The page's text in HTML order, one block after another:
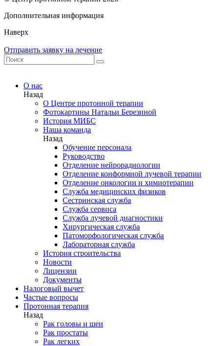
Дополнительная информация
Наверх
Отправить заявку на лечение
О нас
Назад
О Центре протонной терапии
Фотокартины Натальи Березиной
История МИБС
Наша команда
Назад
Обучение персонала
Руководство
Отделение нейрорадиологии
Отделение конформной лучевой терапии
Отделение онкологии и химиотерапии
Служба медицинских физиков
Сестринская служба
Служба сервиса
Служба лучевой диагностики
Хирургическая служба
Патоморфологическая служба
Лабораторная служба
История строительства
Новости
Лицензии
Документы
Налоговый вычет
Частые вопросы
Протонная терапия
Назад
Рак головы и шеи
Рак простаты
Рак легких